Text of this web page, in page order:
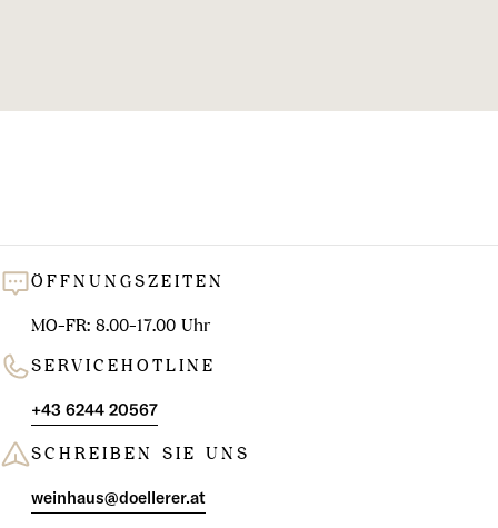
ÖFFNUNGSZEITEN
MO-FR: 8.00-17.00 Uhr
SERVICEHOTLINE
+43 6244 20567
SCHREIBEN SIE UNS
weinhaus@doellerer.at